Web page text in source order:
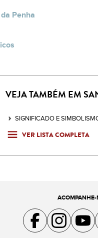
Penha
VEJA TAMBÉM EM
SIGNIFICADO E
VER LISTA COMPLETA
ACOMPANHE-
Acompanhe a gente no
Acompanhe a